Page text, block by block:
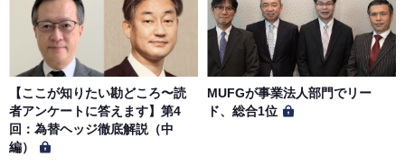
【ここが知りたい勘どころ〜読
者アンケートに答えます】第4
回：為替ヘッジ徹底解説（中
編）
MUFGが事業法人部門でリー
ド、総合1位